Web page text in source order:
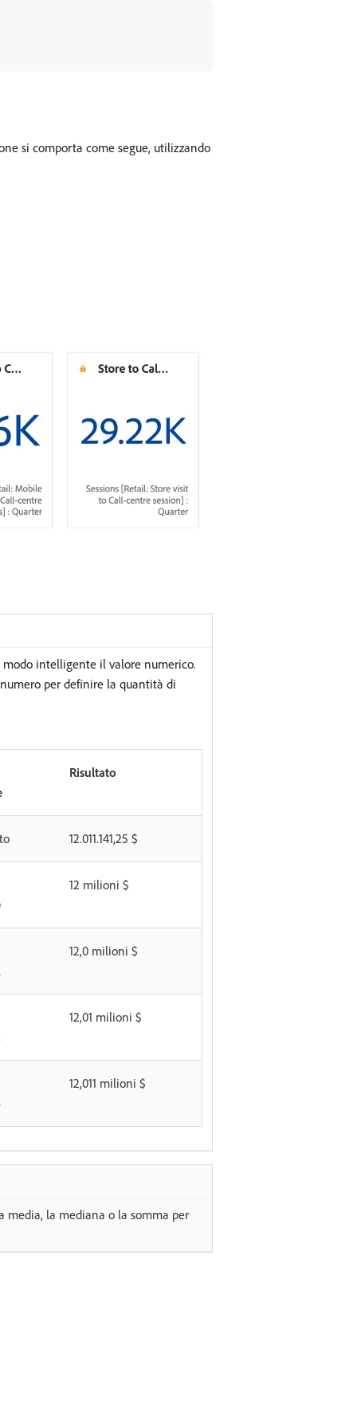
si comporta come segue, utilizzando
intelligente il valore numerico.
per definire la quantità di
Risultato
12.011.141,25 $
12 milioni $
12,0 milioni $
12,01 milioni $
12,011 milioni $
media, la mediana o la somma per